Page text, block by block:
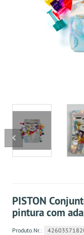
PISTON
pintura com
Produto.Nr.: